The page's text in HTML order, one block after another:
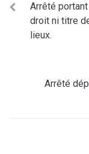
Arrêté
droit ni titre
lieux.
Arrêté